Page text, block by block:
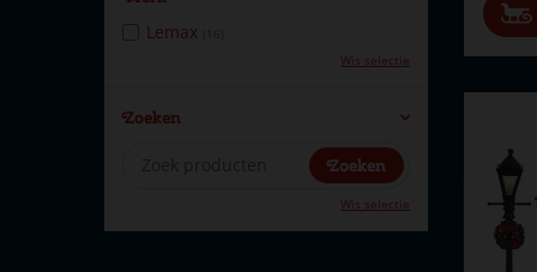
Lemax
Wis selectie
Zoeken
Wis selectie